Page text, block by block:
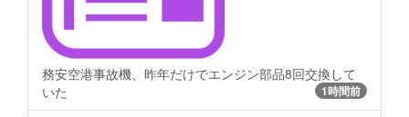
務安空港事故機、昨年だけでエンジン部品8回交換して
いた
1時間前